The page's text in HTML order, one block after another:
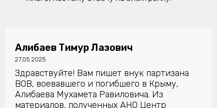
Алибаев Тимур Лазович
27.05.2025
Здравствуйте! Вам пишет внук партизана
ВОВ, воевавшего и погибшего в Крыму,
Алибаева Мухамета Равиловича. Из
материалов, полученных АНО Центр